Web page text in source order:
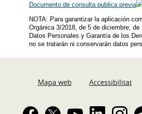
Documento de consulta publica previa
NOTA: Para garantizar la aplicación
Orgánica 3/2018, de 5 de diciembre, de
Datos Personales y Garantía de los
no se tratarán ni conservarán datos
Mapa web Accessibilitat